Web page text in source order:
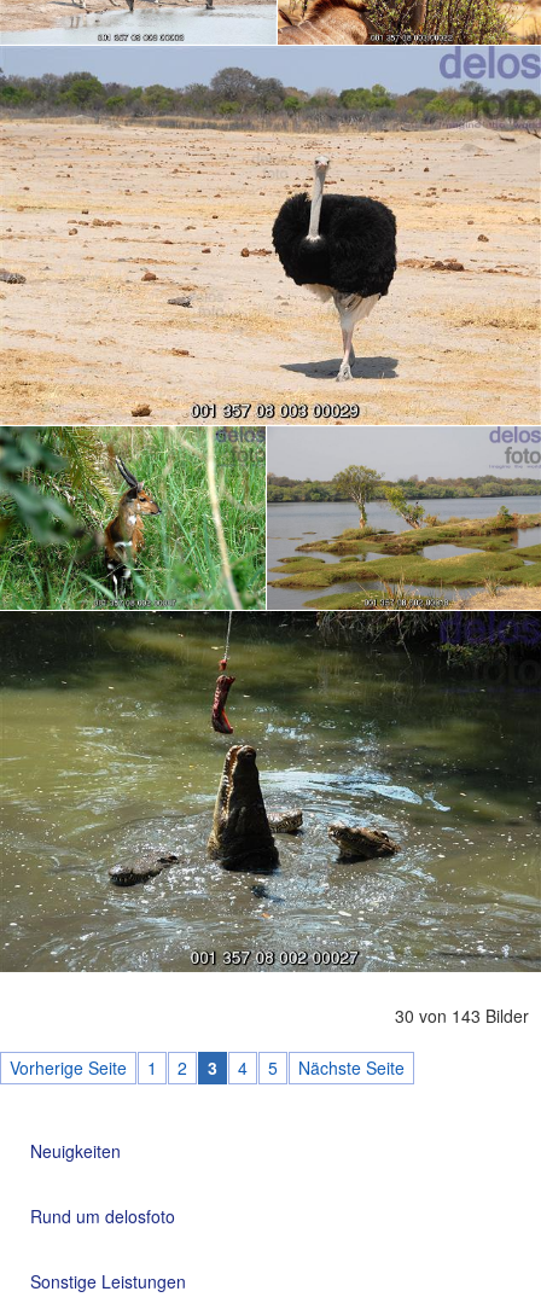
30 von 143 Bilder
Vorherige Seite 1 2 3 4 5 Nächste Seite
Neuigkeiten
Rund um delosfoto
Sonstige Leistungen